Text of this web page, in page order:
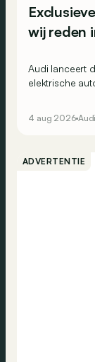
wij reden
Audi lanceert
elektrische
4 aug 2026
ADVERTENTIE